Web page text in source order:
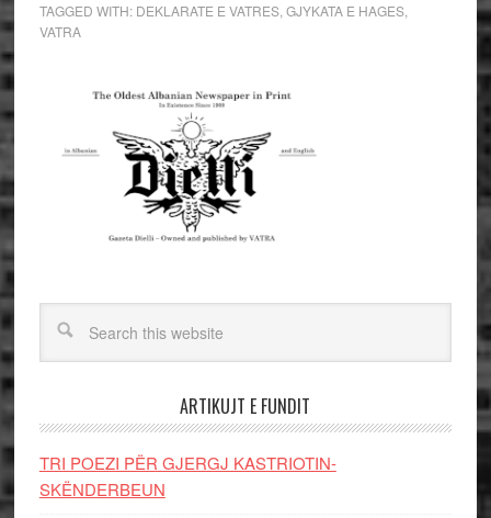
TAGGED WITH: DEKLARATE E VATRES, GJYKATA E HAGES,
VATRA
ARTIKUJT E FUNDIT
TRI POEZI PËR GJERGJ KASTRIOTIN-
SKËNDERBEUN